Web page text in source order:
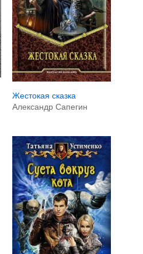
Жестокая сказка
Александр Сапегин